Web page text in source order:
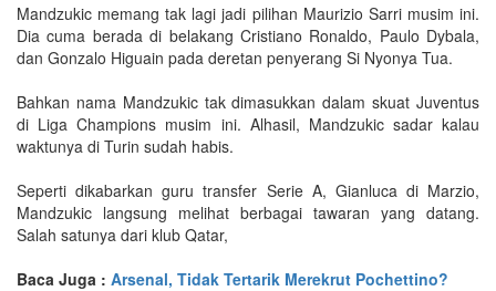
Mandzukic memang tak lagi jadi pilihan Maurizio Sarri musim ini.
Dia cuma berada di belakang Cristiano Ronaldo, Paulo Dybala,
dan Gonzalo Higuain pada deretan penyerang Si Nyonya Tua.
Bahkan nama Mandzukic tak dimasukkan dalam skuat Juventus
di Liga Champions musim ini. Alhasil, Mandzukic sadar kalau
waktunya di Turin sudah habis.
Seperti dikabarkan guru transfer Serie A, Gianluca di Marzio,
Mandzukic langsung melihat berbagai tawaran yang datang.
Salah satunya dari klub Qatar,
Baca Juga : Arsenal, Tidak Tertarik Merekrut Pochettino?